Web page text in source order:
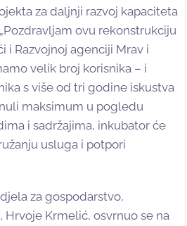
za daljnji razvoj kapaciteta
ovu rekonstrukciju
i Razvojnoj agenciji Mrav i
velik broj korisnika – i
s više od tri godine iskustva
maksimum u pogledu
i sadržajima, inkubator će
usluga i potpori
za gospodarstvo,
Hrvoje Krmelić, osvrnuo se na